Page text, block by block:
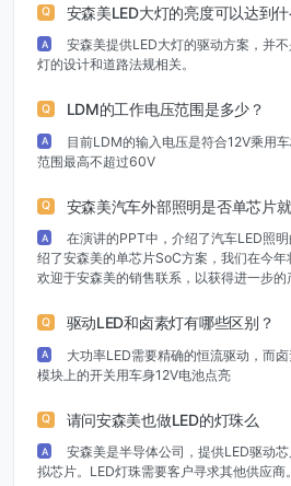
Q 安森美LED大灯的亮度可以达到什
A
安森美提供LED大灯的驱动方案，并
灯的设计和道路法规相关。
Q LDM的工作电压范围是多少？
A
目前LDM的输入电压是符合12V乘用
范围最高不超过60V
Q 安森美汽车外部照明是否单芯片
A
在演讲的PPT中，介绍了汽车LED照
绍了安森美的单芯片SoC方案，我们在今年
欢迎于安森美的销售联系，以获得进一步的
Q 驱动LED和卤素灯有哪些区别？
A
大功率LED需要精确的恒流驱动，而
模块上的开关用车身12V电池点亮
Q 请问安森美也做LED的灯珠么
A
安森美是半导体公司，提供LED驱动
拟芯片。LED灯珠需要客户寻求其他供应商。